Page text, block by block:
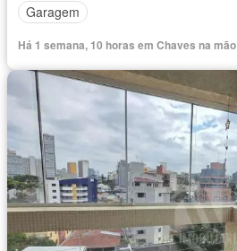
Garagem
Há 1 semana, 10 horas em Chaves na mão